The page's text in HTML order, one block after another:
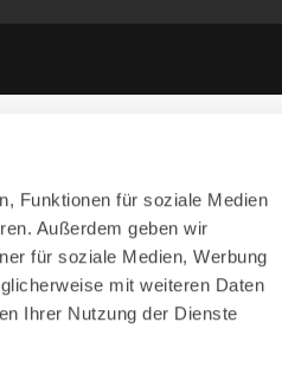
Funktionen für soziale Medien
Außerdem geben wir
für soziale Medien, Werbung
mit weiteren Daten
Ihrer Nutzung der Dienste